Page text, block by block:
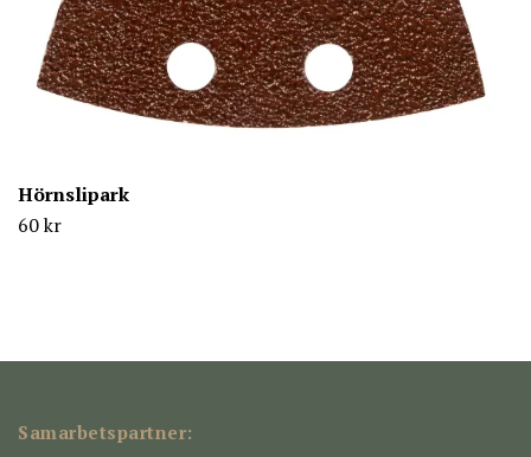
Hörnslipark
60 kr
Samarbetspartner: